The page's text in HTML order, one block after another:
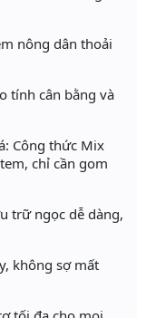
nông dân thoải
tính cân bằng và
Công thức Mix
chỉ cần gom
trữ ngọc dễ dàng,
không sợ mất